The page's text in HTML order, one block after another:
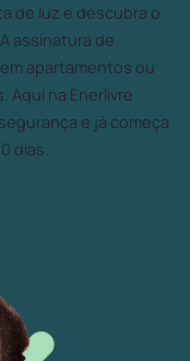
de luz e descubra o
assinatura de
apartamentos ou
Aqui na Enerlivre
e já começa
dias.